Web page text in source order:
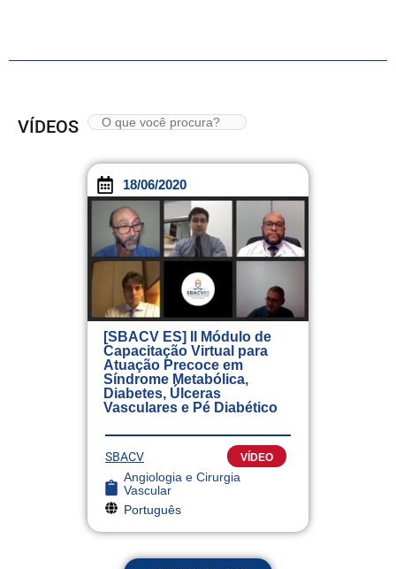
VÍDEOS
18/06/2020
[SBACV ES] II Módulo de
Capacitação Virtual para
Atuação Precoce em
Síndrome Metabólica,
Diabetes, Úlceras
Vasculares e Pé Diabético
SBACV VÍDEO
Angiologia e Cirurgia
Vascular
Português